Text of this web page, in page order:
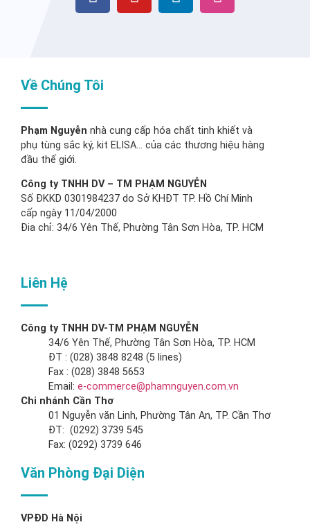
Về Chúng Tôi
Phạm Nguyễn nhà cung cấp hóa chất tinh khiết và
phụ tùng sắc ký, kit ELISA… của các thương hiệu hàng
đầu thế giới.
Công ty TNHH DV – TM PHẠM NGUYỄN
Số ĐKKD 0301984237 do Sở KHĐT TP. Hồ Chí Minh
cấp ngày 11/04/2000
Đia chỉ: 34/6 Yên Thế, Phường Tân Sơn Hòa, TP. HCM
Liên Hệ
Công ty TNHH DV-TM PHẠM NGUYỄN
34/6 Yên Thế, Phường Tân Sơn Hòa, TP. HCM
ĐT : (028) 3848 8248 (5 lines)
Fax : (028) 3848 5653
Email: e-commerce@phamnguyen.com.vn
Chi nhánh Cần Thơ
01 Nguyễn văn Linh, Phường Tân An, TP. Cần Thơ
ĐT: (0292) 3739 545
Fax: (0292) 3739 646
Văn Phòng Đại Diện
VPĐD Hà Nội